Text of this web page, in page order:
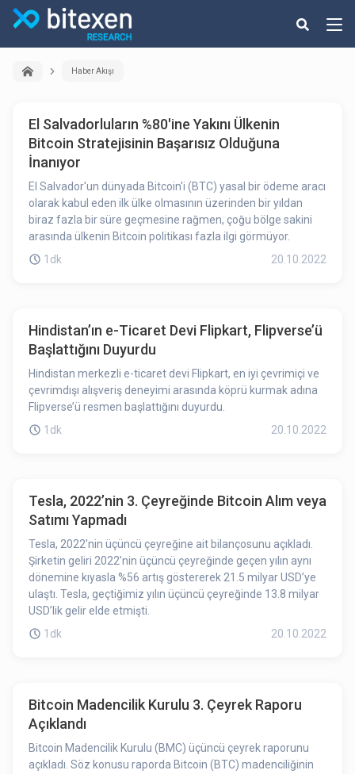
Haber Akışı
El Salvadorluların %80'ine Yakını Ülkenin
Bitcoin Stratejisinin Başarısız Olduğuna
İnanıyor
El Salvador'un dünyada Bitcoin'i (BTC) yasal bir ödeme aracı
olarak kabul eden ilk ülke olmasının üzerinden bir yıldan
biraz fazla bir süre geçmesine rağmen, çoğu bölge sakini
arasında ülkenin Bitcoin politikası fazla ilgi görmüyor.
1dk
20.10.2022
Hindistan’ın e-Ticaret Devi Flipkart, Flipverse’ü
Başlattığını Duyurdu
Hindistan merkezli e-ticaret devi Flipkart, en iyi çevrimiçi ve
çevrimdışı alışveriş deneyimi arasında köprü kurmak adına
Flipverse’ü resmen başlattığını duyurdu.
1dk
20.10.2022
Tesla, 2022’nin 3. Çeyreğinde Bitcoin Alım veya
Satımı Yapmadı
Tesla, 2022'nin üçüncü çeyreğine ait bilançosunu açıkladı.
Şirketin geliri 2022’nin üçüncü çeyreğinde geçen yılın aynı
dönemine kıyasla %56 artış göstererek 21.5 milyar USD’ye
ulaştı. Tesla, geçtiğimiz yılın üçüncü çeyreğinde 13.8 milyar
USD’lik gelir elde etmişti.
1dk
20.10.2022
Bitcoin Madencilik Kurulu 3. Çeyrek Raporu
Açıklandı
Bitcoin Madencilik Kurulu (BMC) üçüncü çeyrek raporunu
açıkladı. Söz konusu raporda Bitcoin (BTC) madenciliğinin